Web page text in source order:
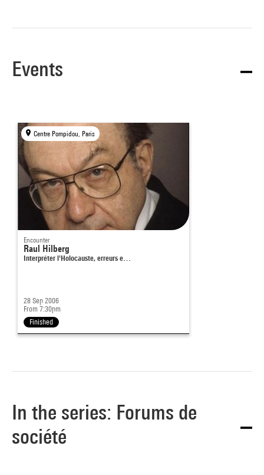
Events
Centre Pompidou, Paris
Encounter
Raul Hilberg
Interpréter l'Holocauste, erreurs e…
28 Sep 2006
From 7:30pm
Finished
In the series: Forums de
société